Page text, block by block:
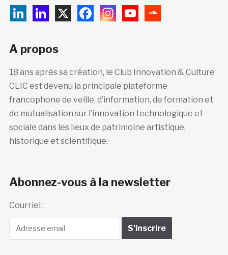
A propos
18 ans après sa création, le Club Innovation & Culture
CLIC est devenu la principale plateforme
francophone de veille, d’information, de formation et
de mutualisation sur l’innovation technologique et
sociale dans les lieux de patrimoine artistique,
historique et scientifique.
Abonnez-vous à la newsletter
Courriel :